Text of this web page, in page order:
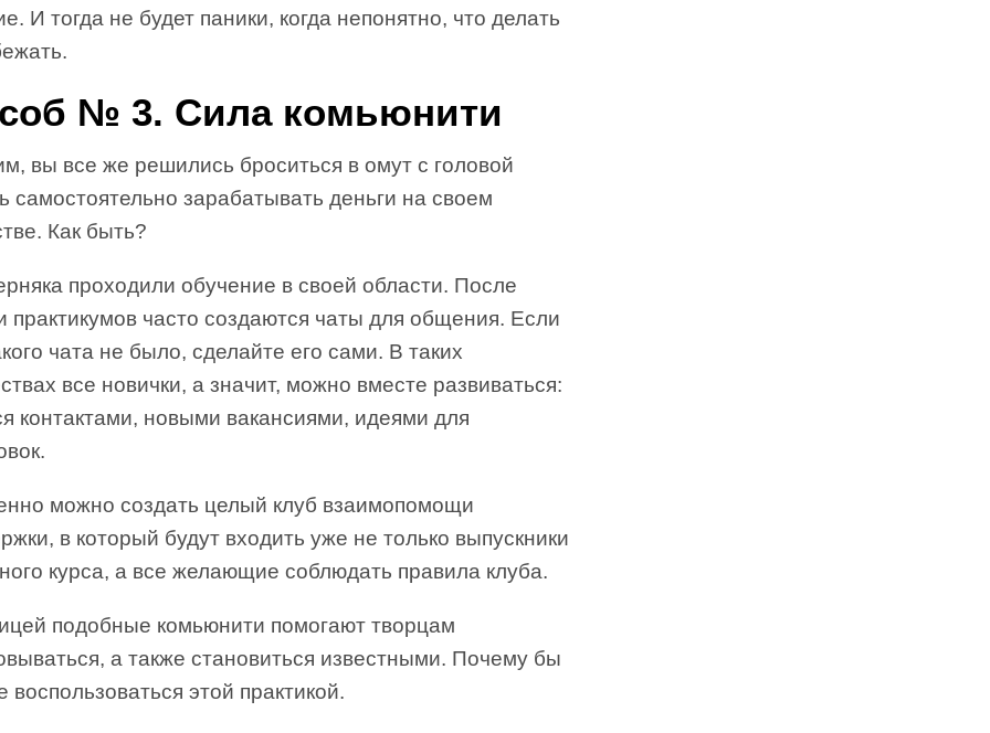
И тогда не будет паники, когда непонятно, что делать
№ 3. Сила комьюнити
вы все же решились броситься в омут с головой
самостоятельно зарабатывать деньги на своем
Как быть?
проходили обучение в своей области. После
практикумов часто создаются чаты для общения. Если
чата не было, сделайте его сами. В таких
все новички, а значит, можно вместе развиваться:
контактами, новыми вакансиями, идеями для
можно создать целый клуб взаимопомощи
в который будут входить уже не только выпускники
курса, а все желающие соблюдать правила клуба.
подобные комьюнити помогают творцам
а также становиться известными. Почему бы
воспользоваться этой практикой.